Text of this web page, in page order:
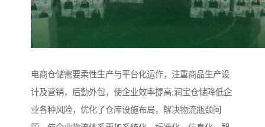
电商仓储需要柔性生产与平台化运作，注重商品生产设
计及营销，后勤外包，使企业效率提高;润宝仓储降低企
业各种风险，优化了仓库设施布局，解决物流瓶颈问